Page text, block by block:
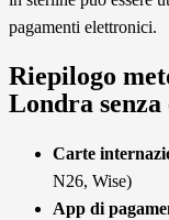
pagamenti elettronici.
Riepilogo
Londra
Carte
N26, Wise)
App di